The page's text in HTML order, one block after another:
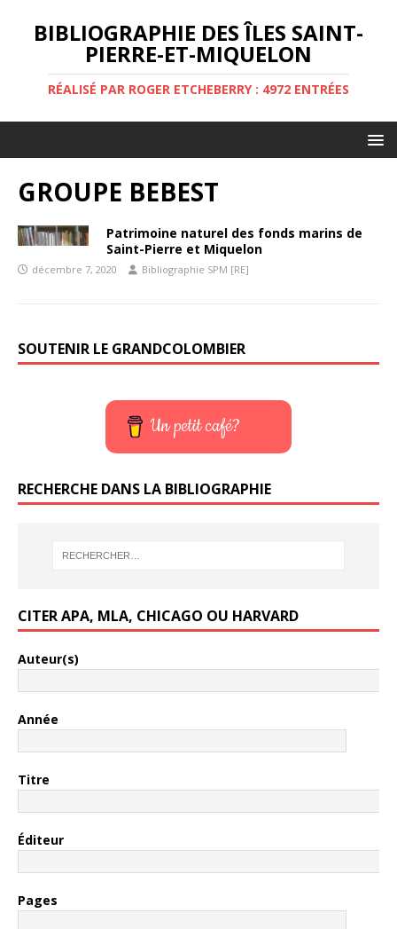
BIBLIOGRAPHIE DES ÎLES SAINT-
PIERRE-ET-MIQUELON
RÉALISÉ PAR ROGER ETCHEBERRY : 4972 ENTRÉES
GROUPE BEBEST
Patrimoine naturel des fonds marins de
Saint-Pierre et Miquelon
décembre 7, 2020 Bibliographie SPM [RE]
SOUTENIR LE GRANDCOLOMBIER
Un petit café?
RECHERCHE DANS LA BIBLIOGRAPHIE
CITER APA, MLA, CHICAGO OU HARVARD
Auteur(s)
Année
Titre
Éditeur
Pages